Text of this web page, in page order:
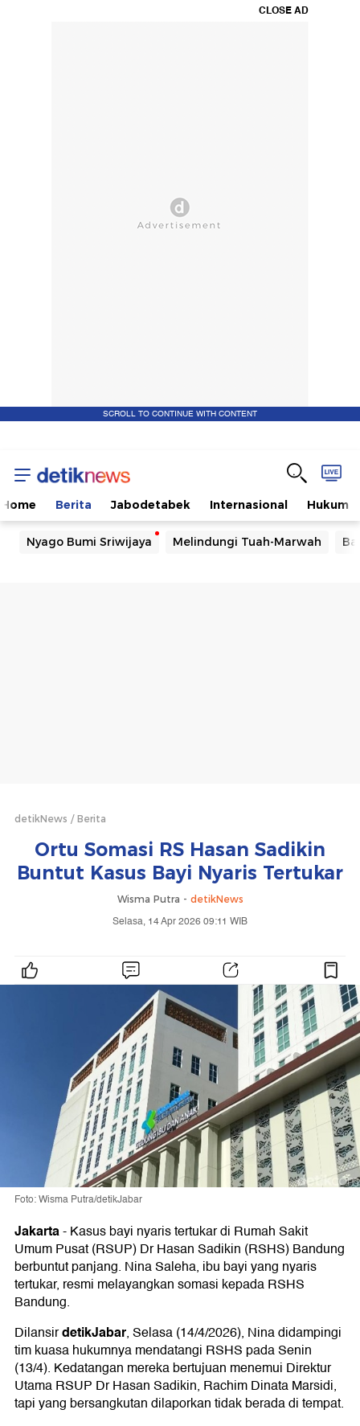
CLOSE AD
SCROLL TO CONTINUE WITH CONTENT
Home Berita Jabodetabek Internasional Hukum
Nyago Bumi Sriwijaya Melindungi Tuah-Marwah
detikNews Berita
Ortu Somasi RS Hasan Sadikin
Buntut Kasus Bayi Nyaris Tertukar
Wisma Putra - detikNews
Selasa, 14 Apr 2026 09:11 WIB
Foto: Wisma Putra/detikJabar
Jakarta-Kasus bayi nyaris tertukar di Rumah Sakit
Umum Pusat (RSUP) Dr Hasan Sadikin (RSHS) Bandung
berbuntut panjang. Nina Saleha, ibu bayi yang nyaris
tertukar, resmi melayangkan somasi kepada RSHS
Bandung.
DilansirdetikJabar, Selasa (14/4/2026), Nina didampingi
tim kuasa hukumnya mendatangi RSHS pada Senin
(13/4). Kedatangan mereka bertujuan menemui Direktur
Utama RSUP Dr Hasan Sadikin, Rachim Dinata Marsidi,
tapi yang bersangkutan dilaporkan tidak berada di tempat.